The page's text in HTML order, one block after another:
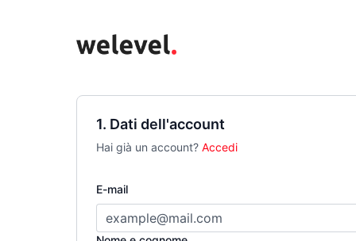
1. Dati dell'account
Hai già un account? Accedi
E-mail